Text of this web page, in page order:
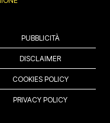
PUBBLICITÀ
DISCLAIMER
COOKIES POLICY
PRIVACY POLICY